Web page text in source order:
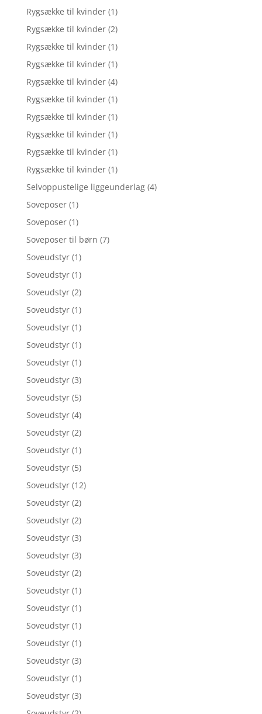
Rygsække til kvinder (1)
Rygsække til kvinder (2)
Rygsække til kvinder (1)
Rygsække til kvinder (1)
Rygsække til kvinder (4)
Rygsække til kvinder (1)
Rygsække til kvinder (1)
Rygsække til kvinder (1)
Rygsække til kvinder (1)
Rygsække til kvinder (1)
Selvoppustelige liggeunderlag (4)
Soveposer (1)
Soveposer (1)
Soveposer til børn (7)
Soveudstyr (1)
Soveudstyr (1)
Soveudstyr (2)
Soveudstyr (1)
Soveudstyr (1)
Soveudstyr (1)
Soveudstyr (1)
Soveudstyr (3)
Soveudstyr (5)
Soveudstyr (4)
Soveudstyr (2)
Soveudstyr (1)
Soveudstyr (5)
Soveudstyr (12)
Soveudstyr (2)
Soveudstyr (2)
Soveudstyr (3)
Soveudstyr (3)
Soveudstyr (2)
Soveudstyr (1)
Soveudstyr (1)
Soveudstyr (1)
Soveudstyr (1)
Soveudstyr (3)
Soveudstyr (1)
Soveudstyr (3)